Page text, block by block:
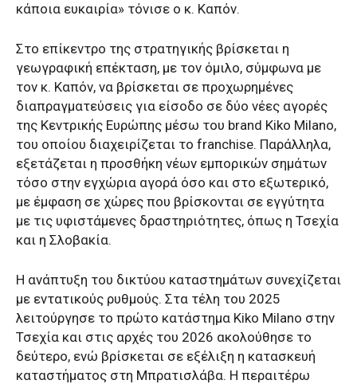
κάποια ευκαιρία» τόνισε ο κ. Καπόν.
Στο επίκεντρο της στρατηγικής βρίσκεται η
γεωγραφική επέκταση, με τον όμιλο, σύμφωνα με
τον κ. Καπόν, να βρίσκεται σε προχωρημένες
διαπραγματεύσεις για είσοδο σε δύο νέες αγορές
της Κεντρικής Ευρώπης μέσω του brand Kiko Milano,
του οποίου διαχειρίζεται το franchise. Παράλληλα,
εξετάζεται η προσθήκη νέων εμπορικών σημάτων
τόσο στην εγχώρια αγορά όσο και στο εξωτερικό,
με έμφαση σε χώρες που βρίσκονται σε εγγύτητα
με τις υφιστάμενες δραστηριότητες, όπως η Τσεχία
και η Σλοβακία.
Η ανάπτυξη του δικτύου καταστημάτων συνεχίζεται
με εντατικούς ρυθμούς. Στα τέλη του 2025
λειτούργησε το πρώτο κατάστημα Kiko Milano στην
Τσεχία και στις αρχές του 2026 ακολούθησε το
δεύτερο, ενώ βρίσκεται σε εξέλιξη η κατασκευή
καταστήματος στη Μπρατισλάβα. Η περαιτέρω